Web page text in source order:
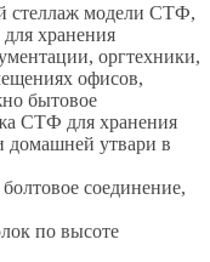
стеллаж модели СТФ,
для хранения
оргтехники,
офисов,
бытовое
СТФ для хранения
домашней утвари в
соединение,
по высоте